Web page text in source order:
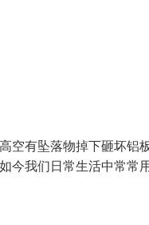
空有坠落物掉下砸坏铝
今我们日常生活中常常